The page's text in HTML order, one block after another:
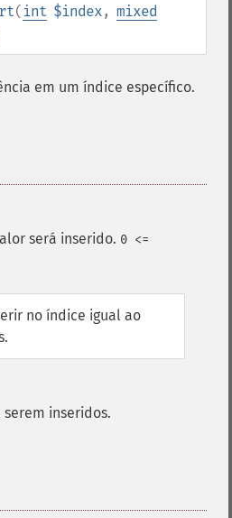
( int $index, mixed
em um índice específico.
será inserido. 0 <=
no índice igual ao
inseridos.